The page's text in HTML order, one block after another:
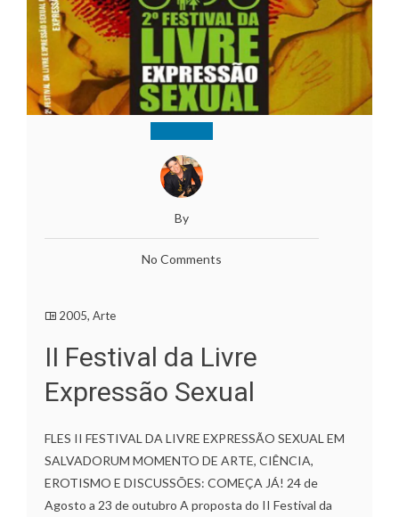
By
No Comments
2005, Arte
II Festival da Livre
Expressão Sexual
FLES II FESTIVAL DA LIVRE EXPRESSÃO SEXUAL EM
SALVADORUM MOMENTO DE ARTE, CIÊNCIA,
EROTISMO E DISCUSSÕES: COMEÇA JÁ! 24 de
Agosto a 23 de outubro A proposta do II Festival da